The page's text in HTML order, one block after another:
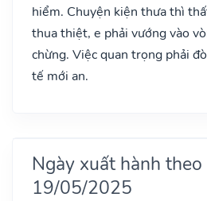
hiểm. Chuyện kiện thưa thì
thua thiệt, e phải vướng vào
chừng. Việc quan trọng phải
tế mới an.
Ngày xuất hành
19/05/2025